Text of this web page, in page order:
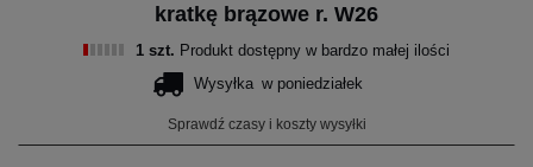
kratkę brązowe r. W26
1 szt. Produkt dostępny w bardzo małej ilości
Wysyłka w poniedziałek
Sprawdź czasy i koszty wysyłki